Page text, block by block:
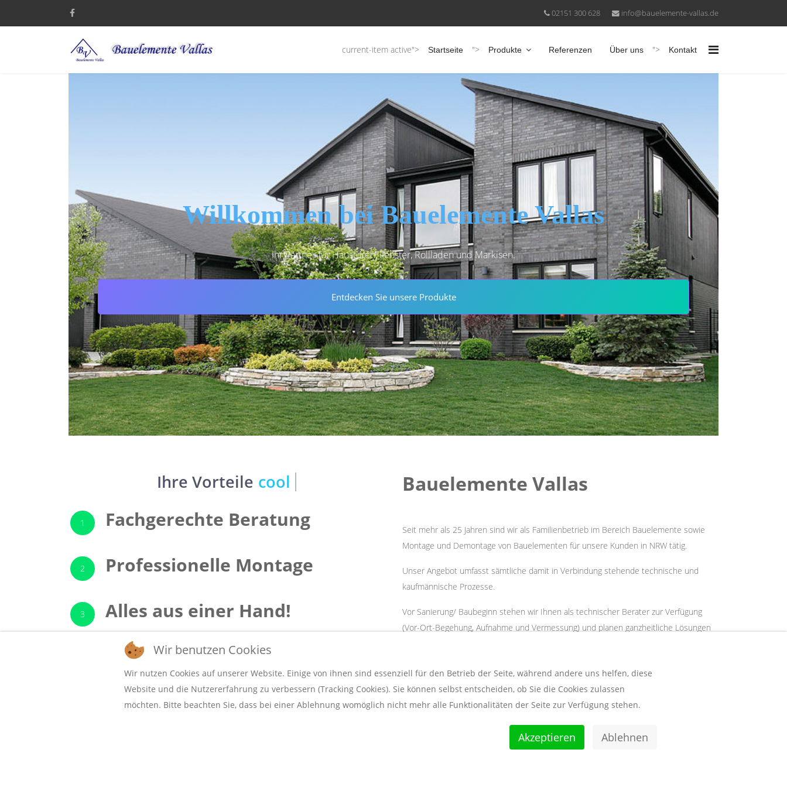
02151 300 628 info@bauelemente-vallas.de
current-item active"> Startseite "> Produkte Referenzen Über uns "> Kontakt
Willkommen bei Bauelemente Vallas
Ihr Partner für Haustüren, Fenster, Rollladen und Markisen.
Entdecken Sie unsere Produkte
Ihre Vorteile cool
1 Fachgerechte Beratung
2 Professionelle Montage
3 Alles aus einer Hand!
100% Rundumservice
Bauelemente Vallas
Seit mehr als 25 Jahren sind wir als Familienbetrieb im Bereich Bauelemente sowie
Montage und Demontage von Bauelementen für unsere Kunden in NRW tätig.
Unser Angebot umfasst sämtliche damit in Verbindung stehende technische und
kaufmännische Prozesse.
Vor Sanierung/ Baubeginn stehen wir Ihnen als technischer Berater zur Verfügung
(Vor-Ort-Begehung, Aufnahme und Vermessung) und planen ganzheitliche Lösungen
Unsere Geschäftsräume - mit Bürofläche und einer Ausstellung zur Präsentation
unserer Produkte- befinden sich auf der Hülserstraße 123 in Krefeld.
Wir benutzen Cookies
Wir nutzen Cookies auf unserer Website. Einige von ihnen sind essenziell für den Betrieb der Seite, während andere uns helfen, diese
Website und die Nutzererfahrung zu verbessern (Tracking Cookies). Sie können selbst entscheiden, ob Sie die Cookies zulassen
möchten. Bitte beachten Sie, dass bei einer Ablehnung womöglich nicht mehr alle Funktionalitäten der Seite zur Verfügung stehen.
Akzeptieren Ablehnen